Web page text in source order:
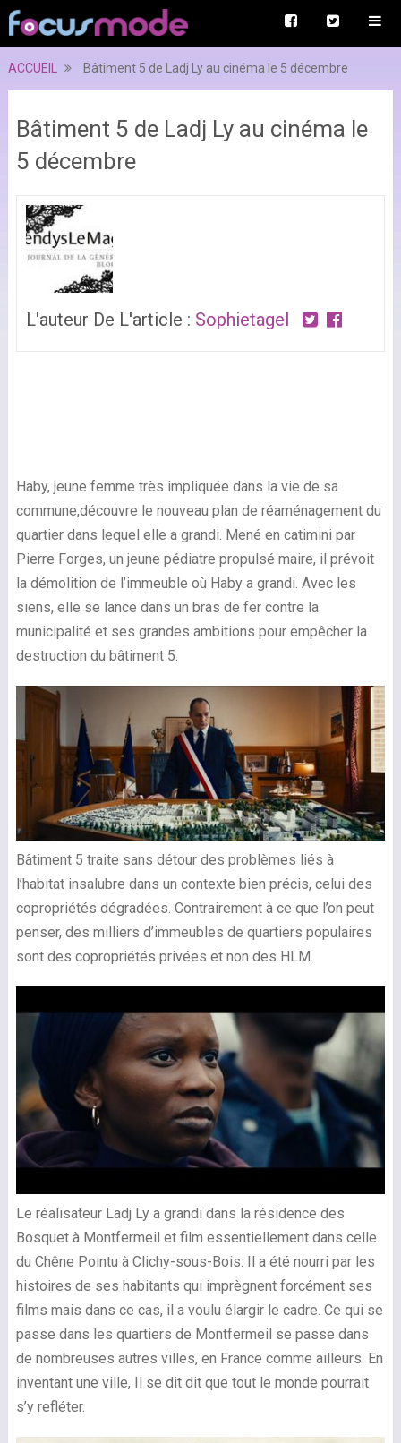
ACCUEIL Bâtiment 5 de Ladj Ly au cinéma le 5 décembre
Bâtiment 5 de Ladj Ly au cinéma le
5 décembre
L'auteur De L'article : Sophietagel
Haby, jeune femme très impliquée dans la vie de sa
commune,découvre le nouveau plan de réaménagement du
quartier dans lequel elle a grandi. Mené en catimini par
Pierre Forges, un jeune pédiatre propulsé maire, il prévoit
la démolition de l’immeuble où Haby a grandi. Avec les
siens, elle se lance dans un bras de fer contre la
municipalité et ses grandes ambitions pour empêcher la
destruction du bâtiment 5.
Bâtiment 5 traite sans détour des problèmes liés à
l’habitat insalubre dans un contexte bien précis, celui des
copropriétés dégradées. Contrairement à ce que l’on peut
penser, des milliers d’immeubles de quartiers populaires
sont des copropriétés privées et non des HLM.
Le réalisateur Ladj Ly a grandi dans la résidence des
Bosquet à Montfermeil et film essentiellement dans celle
du Chêne Pointu à Clichy-sous-Bois. Il a été nourri par les
histoires de ses habitants qui imprègnent forcément ses
films mais dans ce cas, il a voulu élargir le cadre. Ce qui se
passe dans les quartiers de Montfermeil se passe dans
de nombreuses autres villes, en France comme ailleurs. En
inventant une ville, Il se dit dit que tout le monde pourrait
s’y refléter.